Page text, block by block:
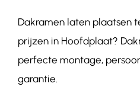
Dakramen laten plaatsen
prijzen in Hoofdplaat?
perfecte montage,
garantie.